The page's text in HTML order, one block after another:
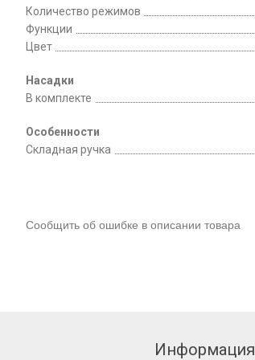
Количество режимов
Функции
Цвет
Насадки
В комплекте
Особенности
Складная ручка
Сообщить об ошибке в описании товара
Информация